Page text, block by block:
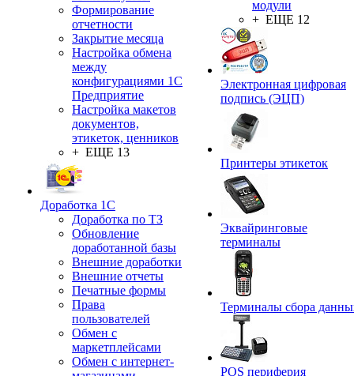
Формирование
отчетности
Закрытие месяца
Настройка обмена
между
конфигурациями 1С
Предприятие
Настройка макетов
документов,
этикеток, ценников
+ ЕЩЕ 13
Доработка 1С
Доработка по ТЗ
Обновление
доработанной базы
Внешние доработки
Внешние отчеты
Печатные формы
Права
пользователей
Обмен с
маркетплейсами
Обмен с интернет-
модули
+ ЕЩЕ 12
Электронная цифровая
подпись (ЭЦП)
Принтеры этикеток
Эквайринговые
терминалы
Терминалы сбора
POS периферия